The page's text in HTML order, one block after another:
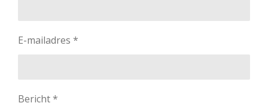
E-mailadres *
Bericht *